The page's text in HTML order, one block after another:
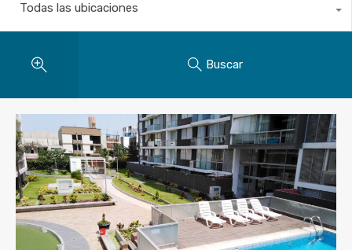
Todas las ubicaciones
Buscar